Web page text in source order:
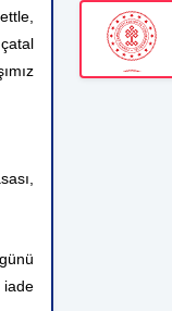
iade